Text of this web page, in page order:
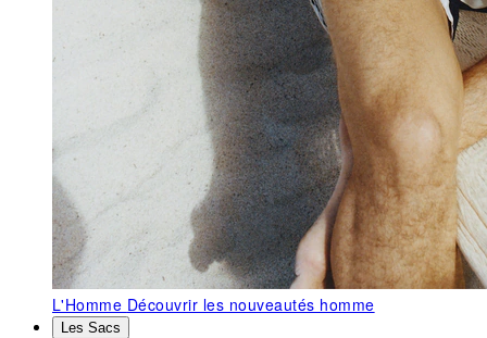
L'Homme Découvrir les nouveautés homme
Les Sacs